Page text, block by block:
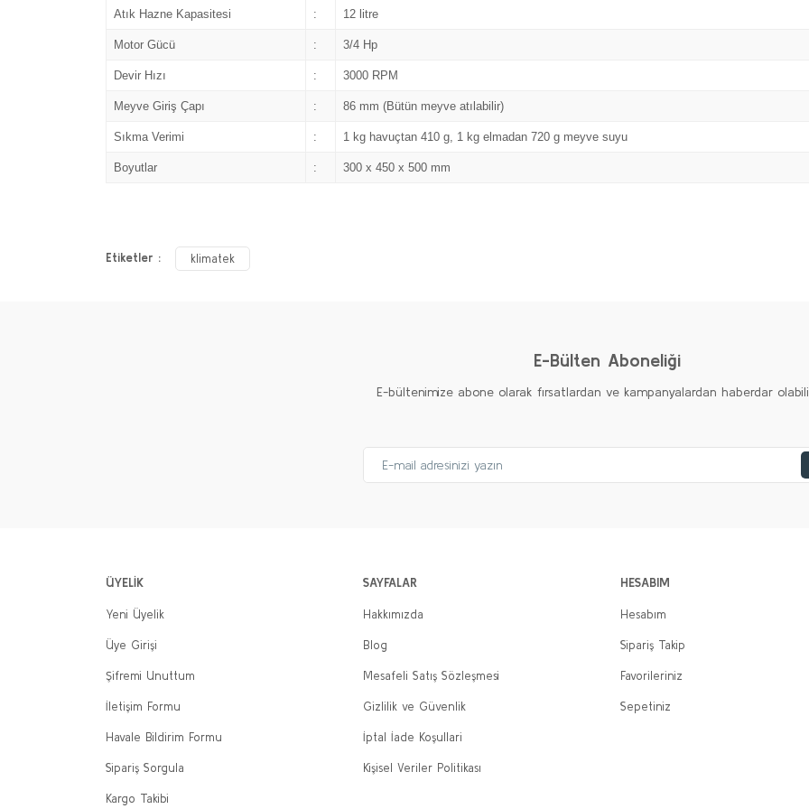
Atık Hazne Kapasitesi : 12 litre
Motor Gücü : 3/4 Hp
Devir Hızı : 3000 RPM
Meyve Giriş Çapı : 86 mm (Bütün meyve atılabilir)
Sıkma Verimi : 1 kg havuçtan 410 g, 1 kg elmadan 720 g meyve suyu
Boyutlar : 300 x 450 x 500 mm
Etiketler : klimatek
E-Bülten Aboneliği
E-bültenimize abone olarak fırsatlardan ve kampanyalardan haberdar
ÜYELİK
Yeni Üyelik
Üye Girişi
Şifremi Unuttum
İletişim Formu
Havale Bildirim Formu
Sipariş Sorgula
Kargo Takibi
SAYFALAR
Hakkımızda
Blog
Mesafeli Satış Sözleşmesi
Gizlilik ve Güvenlik
İptal İade Koşullari
Kişisel Veriler Politikası
HESABIM
Hesabım
Sipariş Takip
Favorileriniz
Sepetiniz